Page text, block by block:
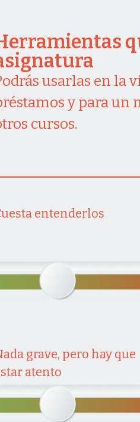
usarlas en la
y para un
cursos.
entenderlos
grave, pero hay que
atento